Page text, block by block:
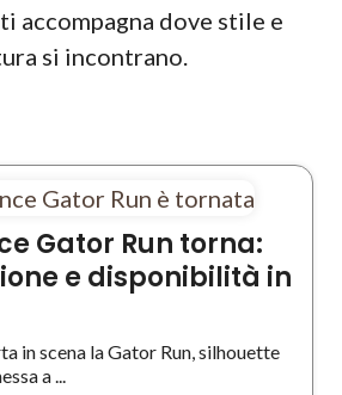
accompagna dove stile e
si incontrano.
Gator Run torna:
e disponibilità in
in scena la Gator Run, silhouette
a ...